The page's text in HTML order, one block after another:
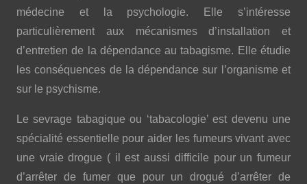
médecine et la psychologie. Elle s’intéresse
particulièrement aux mécanismes d’installation et
d’entretien de la dépendance au tabagisme. Elle étudie
les conséquences de la dépendance sur l’organisme et
sur le psychisme.
Le sevrage tabagique ou ‘tabacologie’ est devenu une
spécialité essentielle pour aider les fumeurs vivant avec
une vraie drogue ( il est aussi difficile pour un fumeur
d’arrêter de fumer que pour un drogué d’arrêter de